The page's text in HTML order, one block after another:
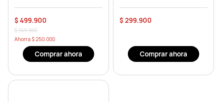
$ 499.900
$ 749.900
Ahorra$ 250.000
Comprar ahora
$ 299.900
Comprar ahora